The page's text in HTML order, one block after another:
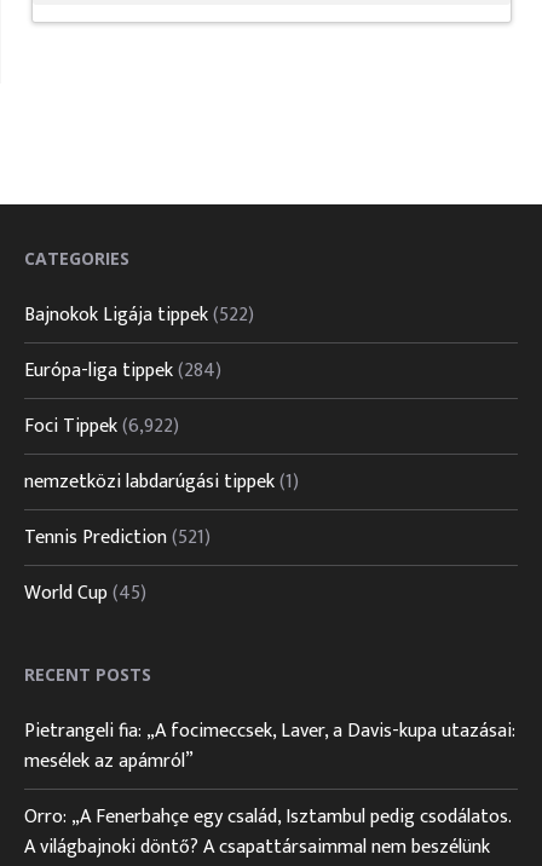
CATEGORIES
Bajnokok Ligája tippek(522)
Európa-liga tippek(284)
Foci Tippek(6,922)
nemzetközi labdarúgási tippek(1)
Tennis Prediction(521)
World Cup(45)
RECENT POSTS
Pietrangeli fia: „A focimeccsek, Laver, a Davis-kupa utazásai:
mesélek az apámról”
Orro: „A Fenerbahçe egy család, Isztambul pedig csodálatos.
A világbajnoki döntő? A csapattársaimmal nem beszélünk